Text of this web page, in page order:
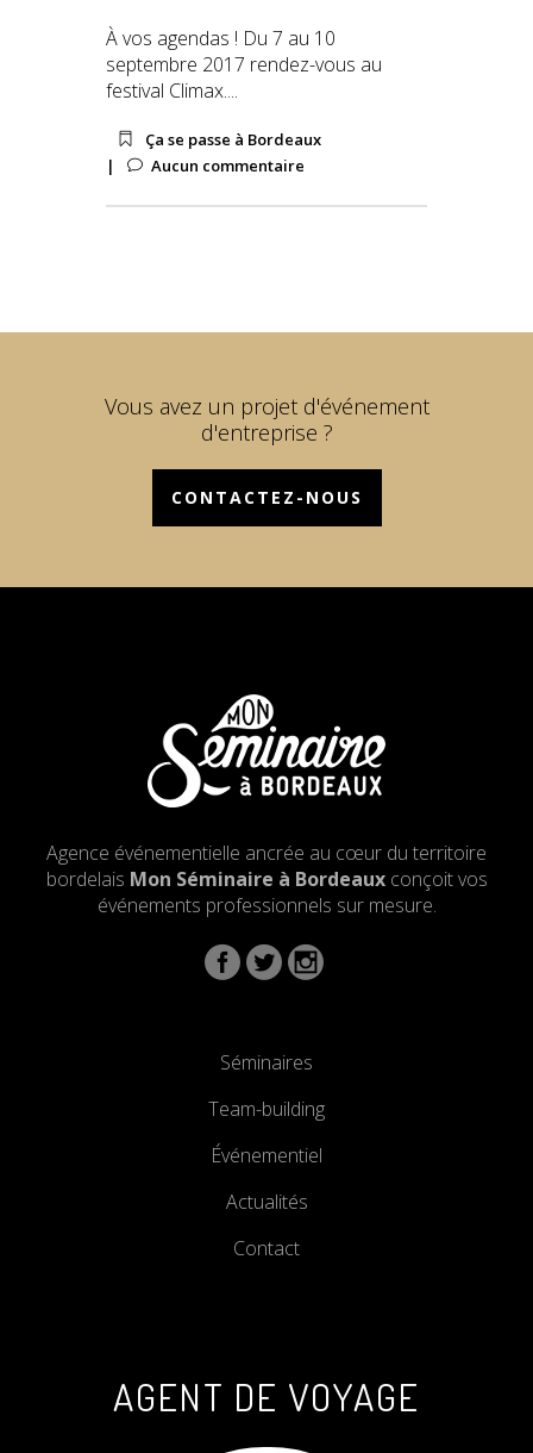
À vos agendas ! Du 7 au 10
septembre 2017 rendez-vous au
festival Climax....
Ça se passe à Bordeaux
Aucun commentaire
Vous avez un projet d'événement
d'entreprise ?
CONTACTEZ-NOUS
Agence événementielle ancrée au cœur du territoire
bordelais Mon Séminaire à Bordeauxconçoit vos
événements professionnels sur mesure.
Séminaires
Team-building
Événementiel
Actualités
Contact
AGENT DE VOYAGE